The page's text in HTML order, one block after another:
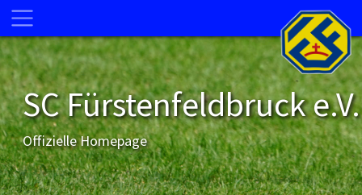
SC Fürstenfeldbruck e.V.
Offizielle Homepage